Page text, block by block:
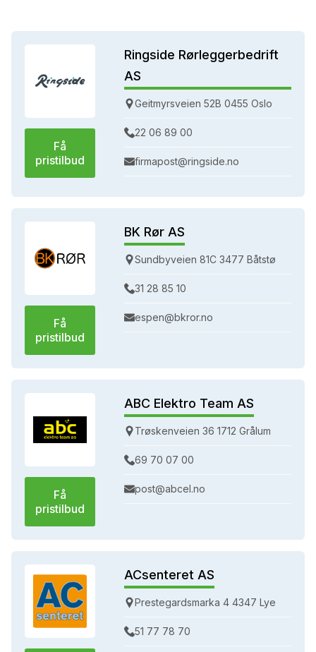
Få
pristilbud
Ringside Rørleggerbedrift
AS
Geitmyrsveien 52B 0455 Oslo
22 06 89 00
firmapost@ringside.no
Få
pristilbud
BK Rør AS
Sundbyveien 81C 3477 Båtstø
31 28 85 10
espen@bkror.no
Få
pristilbud
ABC Elektro Team AS
Trøskenveien 36 1712 Grålum
69 70 07 00
post@abcel.no
ACsenteret AS
Prestegardsmarka 4 4347 Lye
51 77 78 70